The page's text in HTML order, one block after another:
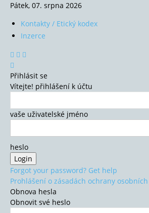
Pátek, 07. srpna 2026
Kontakty / Etický kodex
Inzerce
Přihlásit se
Vítejte! přihlášení k účtu
vaše uživatelské jméno
heslo
Forgot your password? Get help
Prohlášení o zásadách ochrany
Obnova hesla
Obnovit své heslo